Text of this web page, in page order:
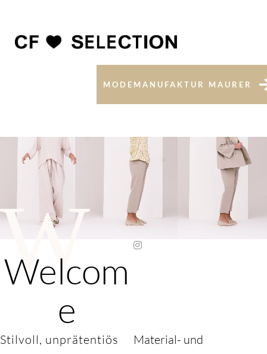
MODEMANUFAKTUR MAURER
W
Welcom
e
Stilvoll, unprätentiös
Material- und